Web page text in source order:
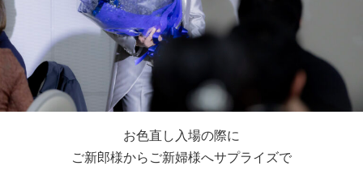
お色直し入場の際に
ご新郎様からご新婦様へサプライズで